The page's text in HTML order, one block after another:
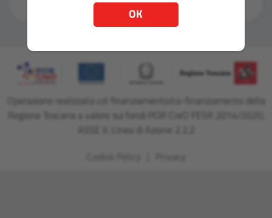
Operazione realizzata col finanziamento/co-finanziamento della
Regione Toscana a valere sui fondi POR CreO FESR 2014/2020,
OK